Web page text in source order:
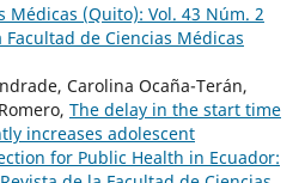
Médicas (Quito): Vol. 43 Núm. 2
Facultad de Ciencias Médicas
Carolina Ocaña-Terán,
The delay in the start time
increases adolescent
for Public Health in Ecuador: